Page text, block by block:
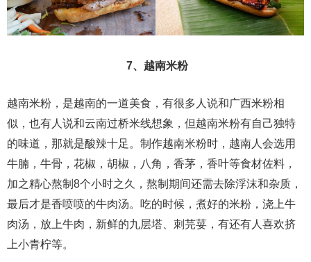
7、越南米粉
越南米粉，是越南的一道美食，有很多人说和广西米粉相
似，也有人说和云南过桥米线想象，但越南米粉有自己独特
的味道，那就是酸辣十足。制作越南米粉时，越南人会选用
牛腩，牛骨，花椒，胡椒，八角，香茅，香叶等食材佐料，
加之精心熬制8个小时之久，熬制期间还需去除浮沫和杂质，
最后才是香喷喷的牛肉汤。吃的时候，煮好的米粉，浇上牛
肉汤，放上牛肉，新鲜的九层塔、刺芫荽，有还有人喜欢挤
上小青柠等。